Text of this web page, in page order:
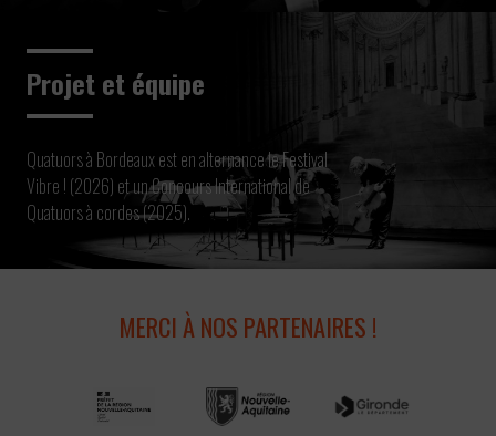
Projet et équipe
Quatuors à Bordeaux est en alternance le Festival
Vibre ! (2026) et un Concours International de
Quatuors à cordes (2025).
MERCI À NOS PARTENAIRES !